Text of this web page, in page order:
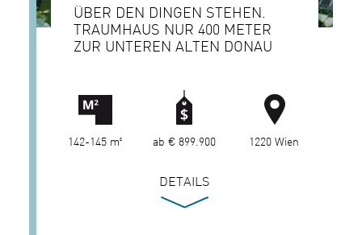
ÜBER DEN DINGEN STEHEN.
TRAUMHAUS NUR 400 METER
ZUR UNTEREN ALTEN DONAU
142-145 m² ab € 899.900 1220 Wien
DETAILS